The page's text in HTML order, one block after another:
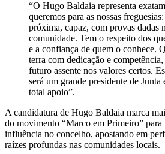
“O Hugo Baldaia representa
queremos para as nossas
próxima, capaz, com provas dadas
comunidade. Tem o respeito dos
e a confiança de quem o conhece.
terra com dedicação e
futuro assente nos valores certos.
será um grande presidente de Junta
total apoio”.
A candidatura de Hugo Baldaia marca
do movimento “Marco em Primeiro” para
influência no concelho, apostando em
raízes profundas nas comunidades locais.